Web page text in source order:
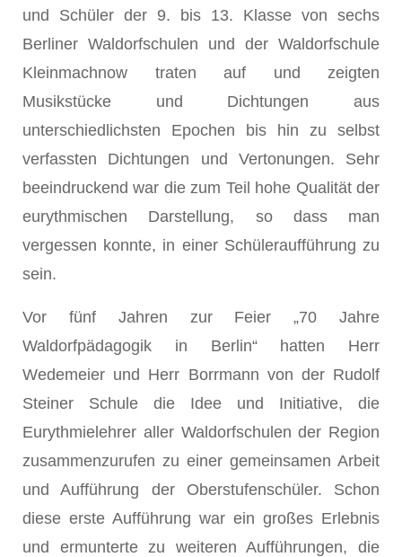
und Schüler der 9. bis 13. Klasse von sechs
Berliner Waldorfschulen und der Waldorfschule
Kleinmachnow traten auf und zeigten
Musikstücke und Dichtungen aus
unterschiedlichsten Epochen bis hin zu selbst
verfassten Dichtungen und Vertonungen. Sehr
beeindruckend war die zum Teil hohe Qualität der
eurythmischen Darstellung, so dass man
vergessen konnte, in einer Schüleraufführung zu
sein.
Vor fünf Jahren zur Feier „70 Jahre
Waldorfpädagogik in Berlin“ hatten Herr
Wedemeier und Herr Borrmann von der Rudolf
Steiner Schule die Idee und Initiative, die
Eurythmielehrer aller Waldorfschulen der Region
zusammenzurufen zu einer gemeinsamen Arbeit
und Aufführung der Oberstufenschüler. Schon
diese erste Aufführung war ein großes Erlebnis
und ermunterte zu weiteren Aufführungen, die